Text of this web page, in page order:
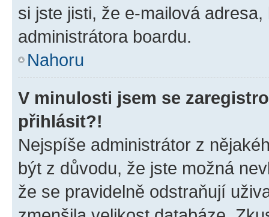
si jste jisti, že e-mailová
administrátora boardu.
Nahoru
V minulosti jsem se
přihlásit?!
Nejspíše administrátor z
být z důvodu, že jste možná
že se pravidelně odstraňují